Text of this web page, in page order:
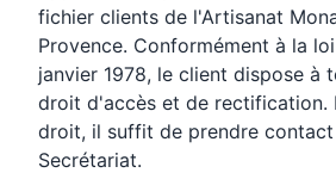
fichier clients de l'Artisanat
Provence. Conformément à la
janvier 1978, le client dispose à
droit d'accès et de rectification.
droit, il suffit de prendre
Secrétariat.